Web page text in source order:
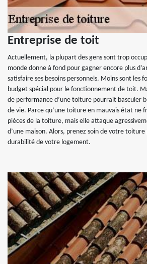
Entreprise de toit
Actuellement, la plupart des gens sont trop
monde donne à fond pour gagner encore plus
satisfaire ses besoins personnels. Moins sont les
budget spécial pour le fonctionnement de toit.
de performance d’une toiture pourrait basculer
de vie. Parce qu’une toiture en mauvais état ne
pièces de la toiture, mais elle attaque
d’une maison. Alors, prenez soin de votre
durabilité de votre logement.